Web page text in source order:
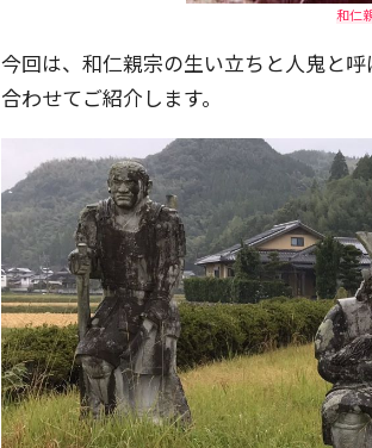
和仁
今回は、和仁親宗の生い立ちと人鬼と
合わせてご紹介します。